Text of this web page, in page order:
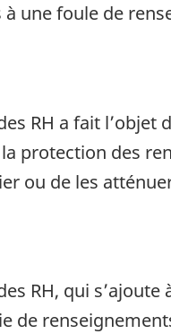
à une foule de
RH a fait
protection des
ou de les
RH, qui
de